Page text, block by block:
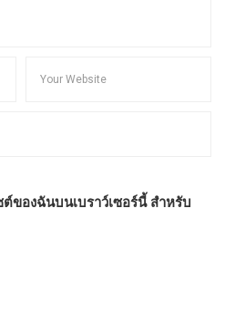
ของฉันบนเบราว์เซอร์นี้ สำหรับ